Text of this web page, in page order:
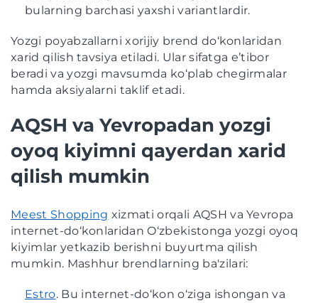
bularning barchasi yaxshi variantlardir.
Yozgi poyabzallarni xorijiy brend do‘konlaridan
xarid qilish tavsiya etiladi. Ular sifatga e’tibor
beradi va yozgi mavsumda ko‘plab chegirmalar
hamda aksiyalarni taklif etadi.
AQSH va Yevropadan yozgi
oyoq kiyimni qayerdan xarid
qilish mumkin
Meest Shopping xizmati orqali AQSH va Yevropa
internet-do‘konlaridan O‘zbekistonga yozgi oyoq
kiyimlar yetkazib berishni buyurtma qilish
mumkin. Mashhur brendlarning ba'zilari:
Estro. Bu internet-do‘kon o‘ziga ishongan va